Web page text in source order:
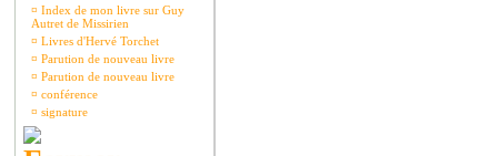
¤ Index de mon livre sur Guy
Autret de Missirien
¤ Livres d'Hervé Torchet
¤ Parution de nouveau livre
¤ Parution de nouveau livre
¤ conférence
¤ signature